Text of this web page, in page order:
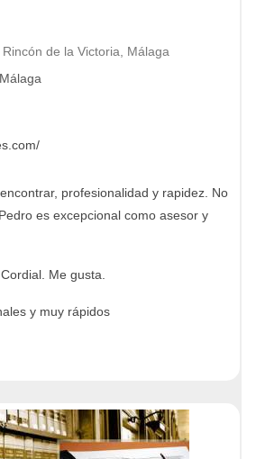
de la Victoria, Málaga
profesionalidad y rapidez. No
es excepcional como asesor y
Me gusta.
y muy rápidos